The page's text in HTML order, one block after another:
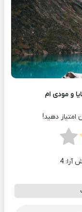
و مودی ام
امتیاز دهید!
4